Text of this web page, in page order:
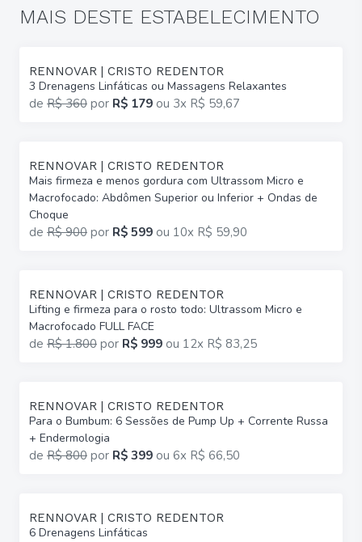
MAIS DESTE ESTABELECIMENTO
RENNOVAR | CRISTO REDENTOR
3 Drenagens Linfáticas ou Massagens Relaxantes
de R$ 360 por R$ 179 ou 3x R$ 59,67
RENNOVAR | CRISTO REDENTOR
Mais firmeza e menos gordura com Ultrassom Micro e
Macrofocado: Abdômen Superior ou Inferior + Ondas de
Choque
de R$ 900 por R$ 599 ou 10x R$ 59,90
RENNOVAR | CRISTO REDENTOR
Lifting e firmeza para o rosto todo: Ultrassom Micro e
Macrofocado FULL FACE
de R$ 1.800 por R$ 999 ou 12x R$ 83,25
RENNOVAR | CRISTO REDENTOR
Para o Bumbum: 6 Sessões de Pump Up + Corrente Russa
+ Endermologia
de R$ 800 por R$ 399 ou 6x R$ 66,50
RENNOVAR | CRISTO REDENTOR
6 Drenagens Linfáticas